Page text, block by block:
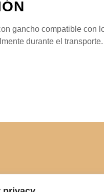
gancho compatible con
durante el